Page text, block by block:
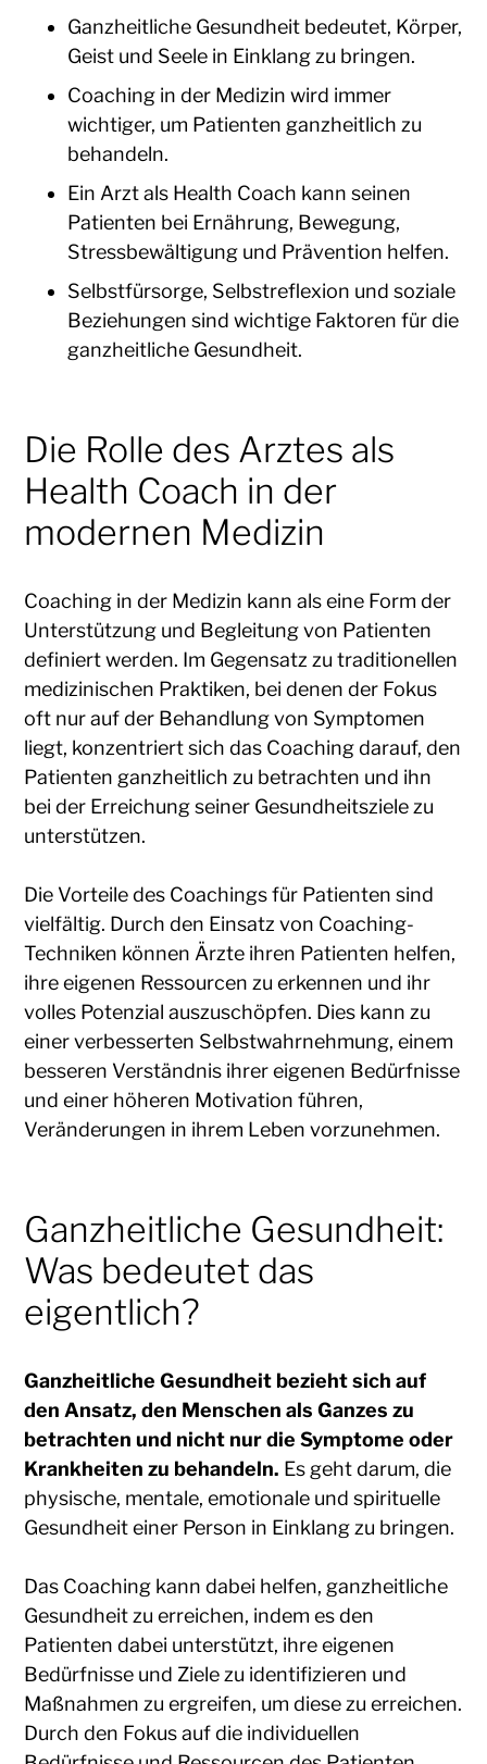
Ganzheitliche Gesundheit bedeutet, Körper,
Geist und Seele in Einklang zu bringen.
Coaching in der Medizin wird immer
wichtiger, um Patienten ganzheitlich zu
behandeln.
Ein Arzt als Health Coach kann seinen
Patienten bei Ernährung, Bewegung,
Stressbewältigung und Prävention helfen.
Selbstfürsorge, Selbstreflexion und soziale
Beziehungen sind wichtige Faktoren für die
ganzheitliche Gesundheit.
Die Rolle des Arztes als
Health Coach in der
modernen Medizin
Coaching in der Medizin kann als eine Form der
Unterstützung und Begleitung von Patienten
definiert werden. Im Gegensatz zu traditionellen
medizinischen Praktiken, bei denen der Fokus
oft nur auf der Behandlung von Symptomen
liegt, konzentriert sich das Coaching darauf, den
Patienten ganzheitlich zu betrachten und ihn
bei der Erreichung seiner Gesundheitsziele zu
unterstützen.
Die Vorteile des Coachings für Patienten sind
vielfältig. Durch den Einsatz von Coaching-
Techniken können Ärzte ihren Patienten helfen,
ihre eigenen Ressourcen zu erkennen und ihr
volles Potenzial auszuschöpfen. Dies kann zu
einer verbesserten Selbstwahrnehmung, einem
besseren Verständnis ihrer eigenen Bedürfnisse
und einer höheren Motivation führen,
Veränderungen in ihrem Leben vorzunehmen.
Ganzheitliche Gesundheit:
Was bedeutet das
eigentlich?
Ganzheitliche Gesundheit bezieht sich auf
den Ansatz, den Menschen als Ganzes zu
betrachten und nicht nur die Symptome oder
Krankheiten zu behandeln. Es geht darum, die
physische, mentale, emotionale und spirituelle
Gesundheit einer Person in Einklang zu bringen.
Das Coaching kann dabei helfen, ganzheitliche
Gesundheit zu erreichen, indem es den
Patienten dabei unterstützt, ihre eigenen
Bedürfnisse und Ziele zu identifizieren und
Maßnahmen zu ergreifen, um diese zu erreichen.
Durch den Fokus auf die individuellen